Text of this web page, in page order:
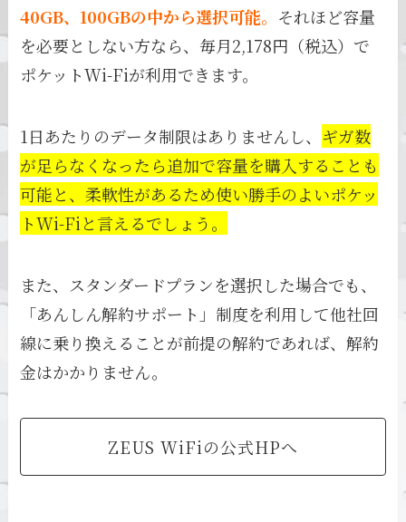
40GB、100GBの中から選択可能。 それほど容量
を必要としない方なら、毎月2,178円（税込）で
ポケットWi-Fiが利用できます。
1日あたりのデータ制限はありませんし、 ギガ数
が足らなくなったら追加で容量を購入することも
可能と、柔軟性があるため使い勝手のよいポケッ
トWi-Fiと言えるでしょう。
また、スタンダードプランを選択した場合でも、
「あんしん解約サポート」制度を利用して他社回
線に乗り換えることが前提の解約であれば、解約
金はかかりません。
ZEUS WiFiの公式HPへ